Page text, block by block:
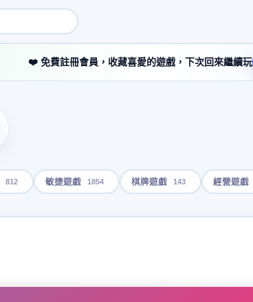
❤️ 免費註冊會員，收藏喜愛的遊戲，下次回來繼續玩
812 敏捷遊戲 1854 棋牌遊戲 143 經營遊戲